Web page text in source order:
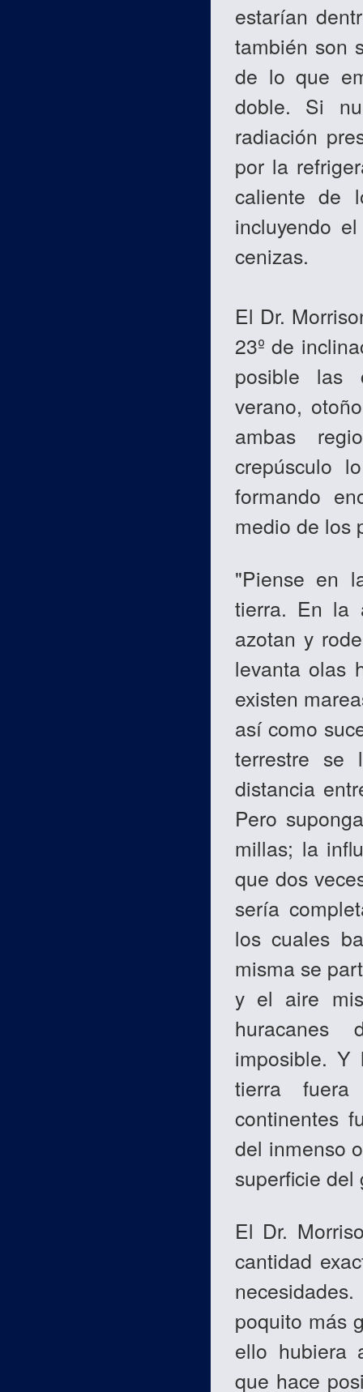
estarían
también son
de lo que
doble. Si
radiación
por la
caliente de
incluyendo
cenizas.
El Dr.
23º de
posible las
verano,
ambas
crepúsculo
formando
medio de los
"Piense en
tierra. En la
azotan y
levanta olas
existen
así como
terrestre se
distancia
Pero
millas; la
que dos
sería
los cuales
misma se
y el aire
huracanes
imposible. Y
tierra
continentes
del inmenso
superficie del
El Dr.
cantidad
poquito más
ello hubiera
que hace